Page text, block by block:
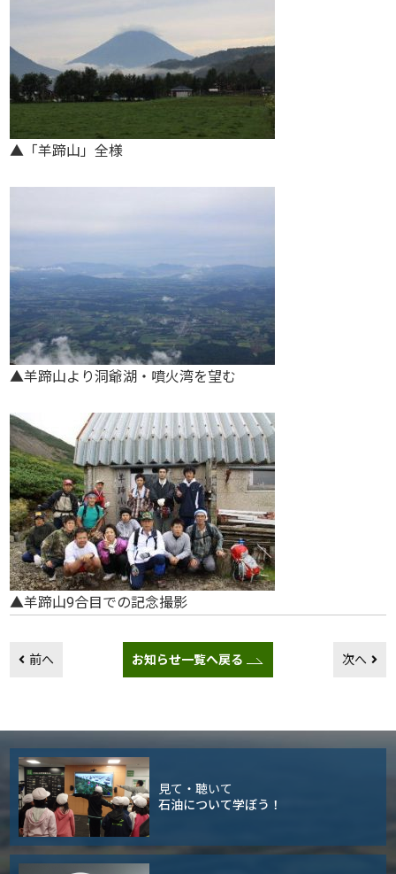
▲「羊蹄山」全様
▲羊蹄山より洞爺湖・噴火湾を望む
▲羊蹄山9合目での記念撮影
前へ お知らせ一覧へ戻る 次へ
見て・聴いて
石油について学ぼう！